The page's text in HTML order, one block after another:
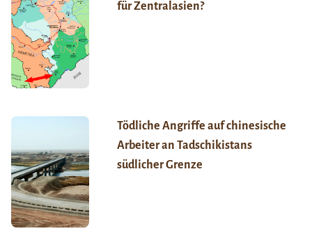
für Zentralasien?
Tödliche Angriffe auf chinesische
Arbeiter an Tadschikistans
südlicher Grenze